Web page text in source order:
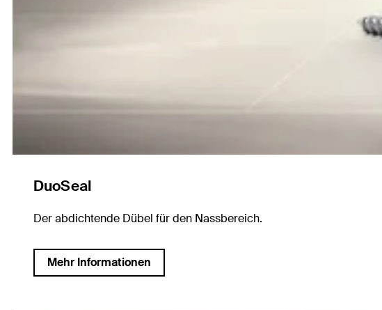
DuoSeal
Der abdichtende Dübel für den Nassbereich.
Mehr Informationen